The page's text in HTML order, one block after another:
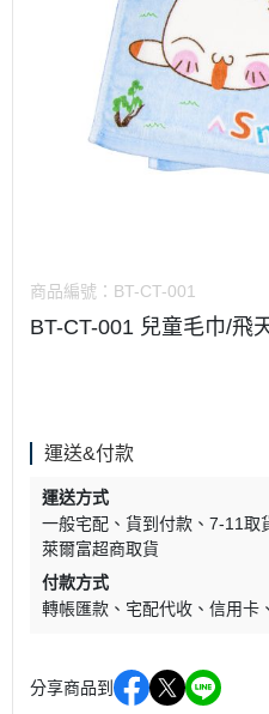
商品編號： BT-CT-001
BT-CT-001 兒童毛巾/飛
運送&付款
運送方式
一般宅配
貨到付款 7-11取
萊爾富超商取貨
付款方式
轉帳匯款
宅配代收 信用卡
分享商品到